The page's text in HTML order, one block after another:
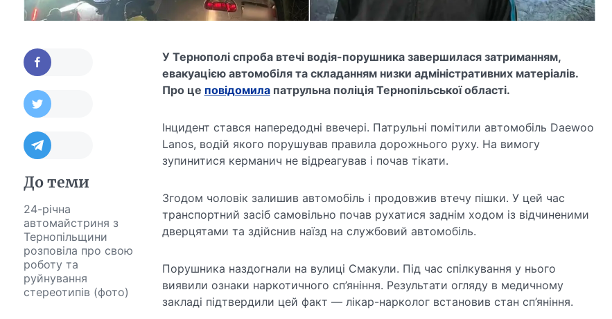
До теми
24-річна
автомайстриня з
Тернопільщини
розповіла про свою
роботу та
руйнування
стереотипів (фото)
У Тернополі спроба втечі водія-порушника завершилася затриманням,
евакуацією автомобіля та складанням низки адміністративних матеріалів.
Про це повідомилапатрульна поліція Тернопільської області.
Інцидент стався напередодні ввечері. Патрульні помітили автомобіль Daewoo
Lanos, водій якого порушував правила дорожнього руху. На вимогу
зупинитися керманич не відреагував і почав тікати.
Згодом чоловік залишив автомобіль і продовжив втечу пішки. У цей час
транспортний засіб самовільно почав рухатися заднім ходом із відчиненими
дверцятами та здійснив наїзд на службовий автомобіль.
Порушника наздогнали на вулиці Смакули. Під час спілкування у нього
виявили ознаки наркотичного сп’яніння. Результати огляду в медичному
закладі підтвердили цей факт — лікар-нарколог встановив стан сп’яніння.